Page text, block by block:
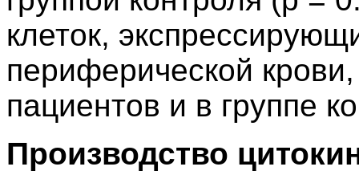
клеток,
периферической
пациентов и в группе
Производство